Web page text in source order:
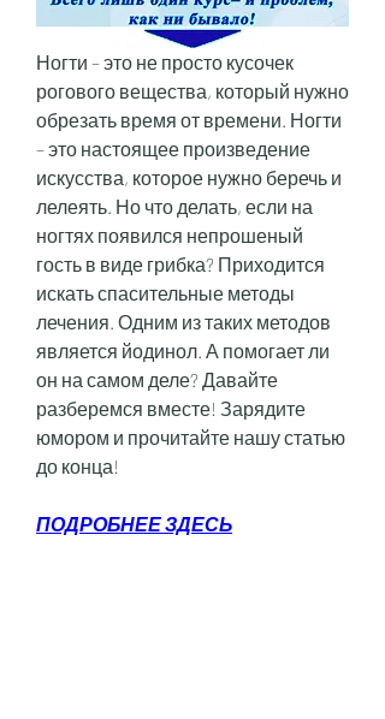
Ногти – это не просто кусочек
рогового вещества, который нужно
обрезать время от времени. Ногти
– это настоящее произведение
искусства, которое нужно беречь и
лелеять. Но что делать, если на
ногтях появился непрошеный
гость в виде грибка? Приходится
искать спасительные методы
лечения. Одним из таких методов
является йодинол. А помогает ли
он на самом деле? Давайте
разберемся вместе! Зарядите
юмором и прочитайте нашу статью
до конца!
ПОДРОБНЕЕ ЗДЕСЬ